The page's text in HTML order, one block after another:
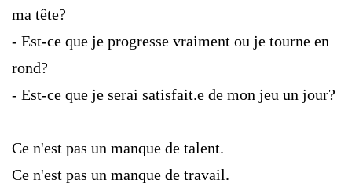
ma tête?
- Est-ce que je progresse vraiment ou je tourne en
rond?
- Est-ce que je serai satisfait.e de mon jeu un jour?
Ce n'est pas un manque de talent.
Ce n'est pas un manque de travail.